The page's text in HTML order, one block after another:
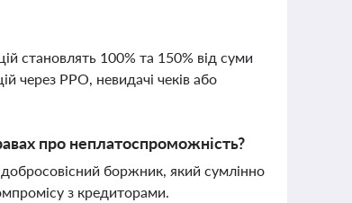
становлять 100% та 150% від суми
через РРО, невидачі чеків або
про неплатоспроможність?
боржник, який сумлінно
з кредиторами.